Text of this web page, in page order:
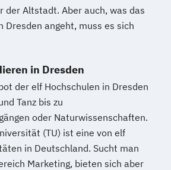
der Altstadt. Aber auch, was das
Dresden angeht, muss es sich
in Dresden
der elf Hochschulen in Dresden
Tanz bis zu
oder Naturwissenschaften.
(TU) ist eine von elf
in Deutschland. Sucht man
Marketing, bieten sich aber